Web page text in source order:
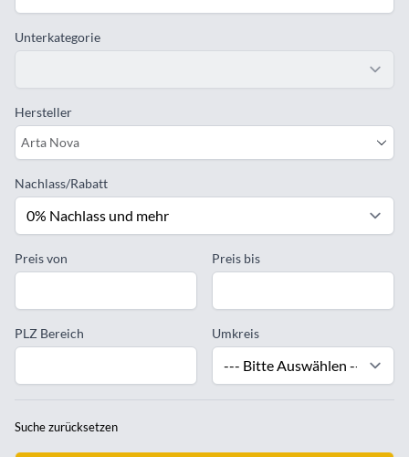
Unterkategorie
Hersteller
Arta Nova
Nachlass/Rabatt
Preis von Preis bis
PLZ Bereich Umkreis
Suche zurücksetzen